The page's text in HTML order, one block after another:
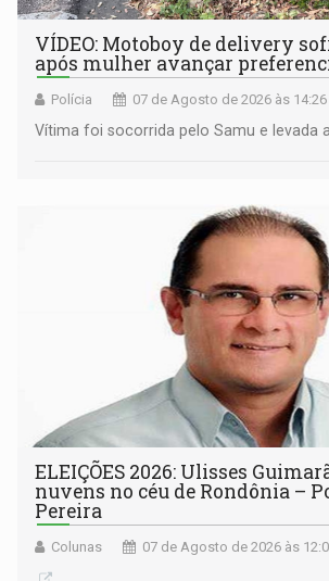
VÍDEO: Motoboy de delivery
após mulher avançar
Polícia 07 de Agosto de 2026 às 14:26
Vítima foi socorrida pelo Samu e levada
ELEIÇÕES 2026: Ulisses
nuvens no céu de Rondônia –
Pereira
Colunas 07 de Agosto de 2026 às